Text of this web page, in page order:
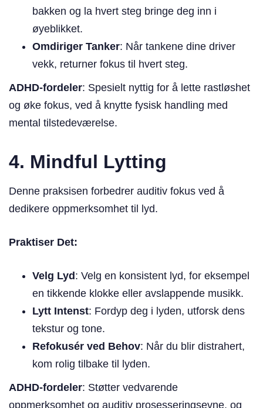
bakken og la hvert steg bringe deg inn i
øyeblikket.
Omdiriger Tanker: Når tankene dine driver
vekk, returner fokus til hvert steg.
ADHD-fordeler: Spesielt nyttig for å lette rastløshet
og øke fokus, ved å knytte fysisk handling med
mental tilstedeværelse.
4. Mindful Lytting
Denne praksisen forbedrer auditiv fokus ved å
dedikere oppmerksomhet til lyd.
Praktiser Det:
Velg Lyd: Velg en konsistent lyd, for eksempel
en tikkende klokke eller avslappende musikk.
Lytt Intenst: Fordyp deg i lyden, utforsk dens
tekstur og tone.
Refokusér ved Behov: Når du blir distrahert,
kom rolig tilbake til lyden.
ADHD-fordeler: Støtter vedvarende
oppmerksomhet og auditiv prosesseringsevne, og